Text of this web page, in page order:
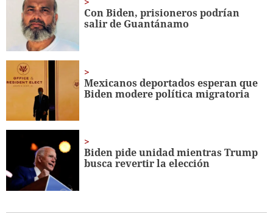
minute,
seconds
Con Biden, prisioneros podrían
salir de Guantánamo
Mexicanos deportados esperan que
Biden modere política migratoria
Biden pide unidad mientras Trump
busca revertir la elección